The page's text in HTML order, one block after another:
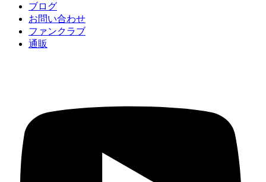
ブログ
お問い合わせ
ファンクラブ
通販